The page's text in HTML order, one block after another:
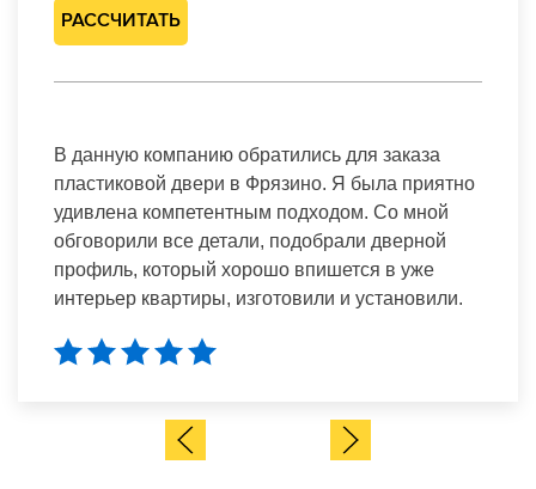
РАССЧИТАТЬ
В данную компанию обратились для заказа
пластиковой двери в Фрязино. Я была приятно
удивлена компетентным подходом. Со мной
обговорили все детали, подобрали дверной
профиль, который хорошо впишется в уже
интерьер квартиры, изготовили и установили.